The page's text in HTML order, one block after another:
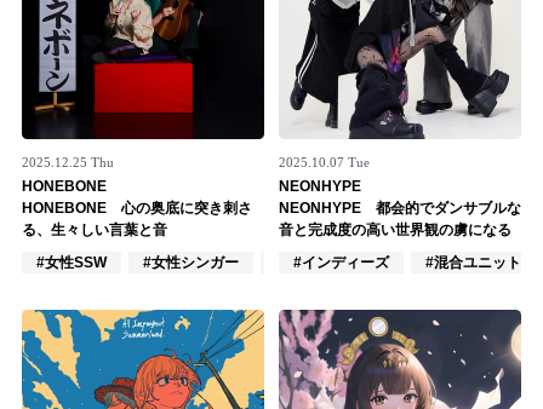
muevoコミュニティ
ぶいクラ！by muevo
ぶいコミュ！by muevo
ぶいマガ！ by muevo
2025.12.25 Thu
HONEBONE
HONEBONE 心の奥底に突き刺さ
る、生々しい言葉と音
#女性SSW
#女性シンガー #インディーズ
2025.10.07 Tue
NEONHYPE
NEONHYPE 都会的でダンサブルな
音と完成度の高い世界観の虜になる
#インディーズ
#混合ユニット